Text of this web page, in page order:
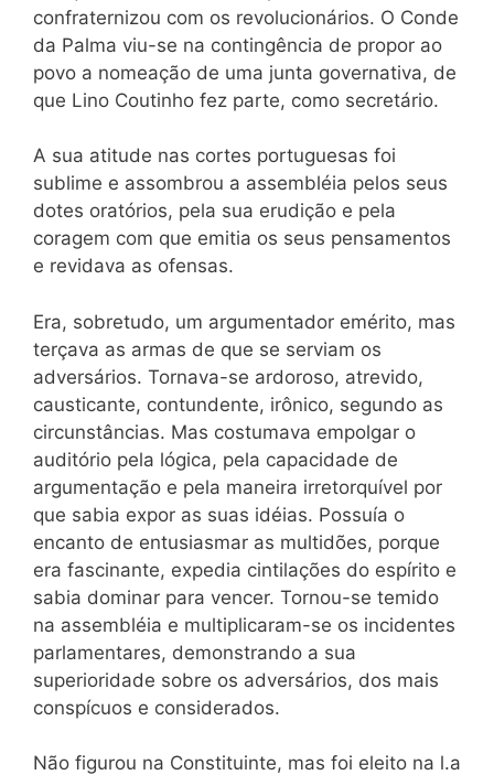
confraternizou com os revolucionários. O Conde
da Palma viu-se na contingência de propor ao
povo a nomeação de uma junta governativa, de
que Lino Coutinho fez parte, como secretário.
A sua atitude nas cortes portuguesas foi
sublime e assombrou a assembléia pelos seus
dotes oratórios, pela sua erudição e pela
coragem com que emitia os seus pensamentos
e revidava as ofensas.
Era, sobretudo, um argumentador emérito, mas
terçava as armas de que se serviam os
adversários. Tornava-se ardoroso, atrevido,
causticante, contundente, irônico, segundo as
circunstâncias. Mas costumava empolgar o
auditório pela lógica, pela capacidade de
argumentação e pela maneira irretorquível por
que sabia expor as suas idéias. Possuía o
encanto de entusiasmar as multidões, porque
era fascinante, expedia cintilações do espírito e
sabia dominar para vencer. Tornou-se temido
na assembléia e multiplicaram-se os incidentes
parlamentares, demonstrando a sua
superioridade sobre os adversários, dos mais
conspícuos e considerados.
Não figurou na Constituinte, mas foi eleito na l.a